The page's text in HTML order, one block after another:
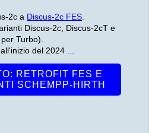
2c a Discus-2c FES.
Discus-2c, Discus-2cT e
Turbo).
del 2024 ...
RETROFIT FES E
SCHEMPP-HIRTH